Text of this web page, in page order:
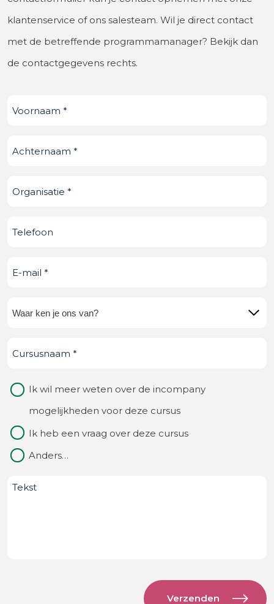
klantenservice of ons salesteam. Wil je direct contact
met de betreffende programmamanager? Bekijk dan
de contactgegevens rechts.
Voornaam (Vereist)
Achternaam (Vereist)
Organisatie
Telefoonnummer
E-
Waar
je
van?
(Vereist)
Cursusnaam (Vereist)
Waarom
contact
Ik wil meer weten over de incompany
mogelijkheden voor deze cursus
Ik heb een vraag over deze cursus
Anders…
Bericht